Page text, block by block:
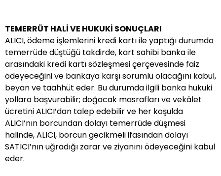
TEMERRÜT HALİ VE HUKUKİ SONUÇLARI
ALICI, ödeme işlemlerini kredi kartı ile yaptığı durumda
temerrüde düştüğü takdirde, kart sahibi banka ile
arasındaki kredi kartı sözleşmesi çerçevesinde faiz
ödeyeceğini ve bankaya karşı sorumlu olacağını kabul,
beyan ve taahhüt eder. Bu durumda ilgili banka hukuki
yollara başvurabilir; doğacak masrafları ve vekâlet
ücretini ALICI’dan talep edebilir ve her koşulda
ALICI’nın borcundan dolayı temerrüde düşmesi
halinde, ALICI, borcun gecikmeli ifasından dolayı
SATICI’nın uğradığı zarar ve ziyanını ödeyeceğini kabul
eder.